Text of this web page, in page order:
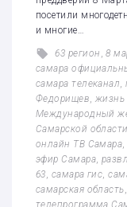
посетили
и многие…
63 регион ,8
самара
самара телеканал ,
Федорищев
жизнь
Международный
Самарской области
онлайн ТВ Самара
эфир Самара,
63 самара гис ,
самарская область
телепрограмма